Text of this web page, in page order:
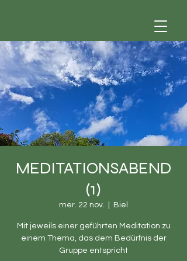
MEDITATIONSABEND
(1)
mer. 22 nov. Biel
Mit jeweils einer geführten Meditation zu
einem Thema, das dem Bedürfnis der
Gruppe entspricht